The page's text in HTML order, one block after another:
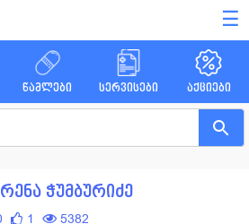
☰
წამლები სერვისები აქციები
ჭუმბურიძე
1 5382